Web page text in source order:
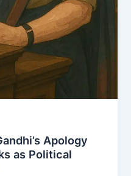
Apology
as Political